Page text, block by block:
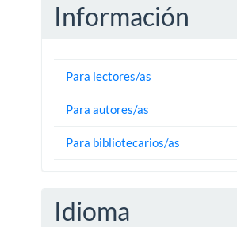
Información
Para lectores/as
Para autores/as
Para bibliotecarios/as
Idioma